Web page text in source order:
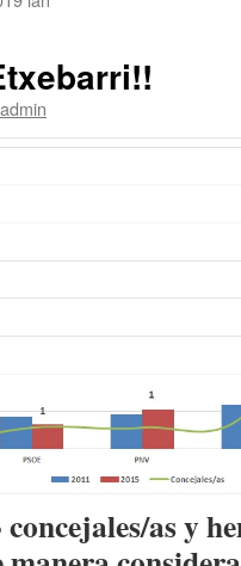
admin
as y